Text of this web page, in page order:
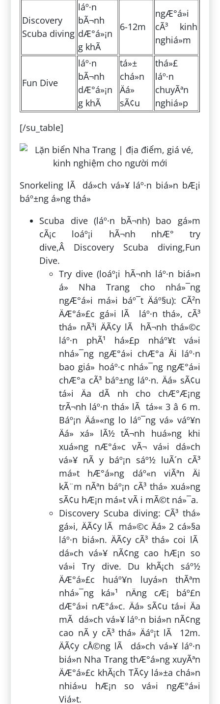
Discovery
Scuba diving
láº·n
bÃ¬nh
dÆ°á»¡n
g khÃ­
6-12m
ngÆ°á»i
cÃ³ kinh
nghiá»m
Fun Dive
láº·n
bÃ¬nh
dÆ°á»¡n
g khÃ­
tá»±
chá»n
Äá»
sÃ¢u
thá»£
láº·n
chuyÃªn
nghiá»p
[/su_table]
Snorkeling lÃ dá»ch vá»¥ láº·n biá»n bÆ¡i
báº±ng á»ng thá»
Scuba dive (láº·n bÃ¬nh) bao gá»m
cÃ¡c loáº¡i hÃ¬nh nhÆ° try
dive,Â Discovery Scuba diving,Fun
Dive.
Try dive (loáº¡i hÃ¬nh láº·n biá»n
á» Nha Trang cho nhá»¯ng
ngÆ°á»i má»i báº¯t Äáº§u): CÃ²n
ÄÆ°á»£c gá»i lÃ láº·n thá»­, cÃ³
thá» nÃ³i ÄÃ¢y lÃ hÃ¬nh thá»©c
láº·n phÃ¹ há»£p nháº¥t vá»i
nhá»¯ng ngÆ°á»i chÆ°a Äi láº·n
bao giá» hoáº·c nhá»¯ng ngÆ°á»i
chÆ°a cÃ³ báº±ng láº·n. Äá» sÃ¢u
tá»i Äa dÃ nh cho chÆ°Æ¡ng
trÃ¬nh láº·n thá»­ lÃ tá»« 3 â 6 m.
Báº¡n Äá»«ng lo láº¯ng vá» váº¥n
Äá» xá»­ lÃ½ tÃ¬nh huá»ng khi
xuá»ng nÆ°á»c vÃ¬ vá»i dá»ch
vá»¥ nÃ y báº¡n sáº½ luÃ´n cÃ³
má»t hÆ°á»ng dáº«n viÃªn Äi
kÃ¨m nÃªn báº¡n cÃ³ thá» xuá»ng
sÃ¢u hÆ¡n má»t vÃ i mÃ©t ná»¯a.
Discovery Scuba diving: CÃ³ thá»
gá»i, ÄÃ¢y lÃ má»©c Äá» 2 cá»§a
láº·n biá»n. ÄÃ¢y cÃ³ thá» coi lÃ
dá»ch vá»¥ nÃ¢ng cao hÆ¡n so
vá»i Try dive. Du khÃ¡ch sáº½
ÄÆ°á»£c huáº¥n luyá»n thÃªm
nhá»¯ng ká»¹ nÄng cÆ¡ báº£n
dÆ°á»i nÆ°á»c. Äá» sÃ¢u tá»i Äa
mÃ dá»ch vá»¥ láº·n biá»n nÃ¢ng
cao nÃ y cÃ³ thá» Äáº¡t lÃ 12m.
ÄÃ¢y cÅ©ng lÃ dá»ch vá»¥ láº·n
biá»n Nha Trang thÆ°á»ng xuyÃªn
ÄÆ°á»£c khÃ¡ch TÃ¢y lá»±a chá»n
nhiá»u hÆ¡n so vá»i ngÆ°á»i
Viá»t.